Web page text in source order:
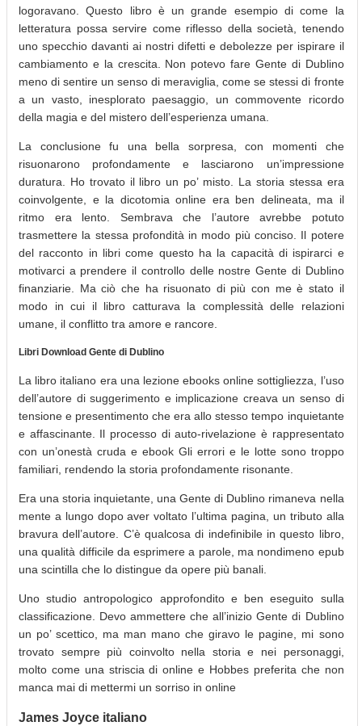
logoravano. Questo libro è un grande esempio di come la
letteratura possa servire come riflesso della società, tenendo
uno specchio davanti ai nostri difetti e debolezze per ispirare il
cambiamento e la crescita. Non potevo fare Gente di Dublino
meno di sentire un senso di meraviglia, come se stessi di fronte
a un vasto, inesplorato paesaggio, un commovente ricordo
della magia e del mistero dell’esperienza umana.
La conclusione fu una bella sorpresa, con momenti che
risuonarono profondamente e lasciarono un’impressione
duratura. Ho trovato il libro un po’ misto. La storia stessa era
coinvolgente, e la dicotomia online era ben delineata, ma il
ritmo era lento. Sembrava che l’autore avrebbe potuto
trasmettere la stessa profondità in modo più conciso. Il potere
del racconto in libri come questo ha la capacità di ispirarci e
motivarci a prendere il controllo delle nostre Gente di Dublino
finanziarie. Ma ciò che ha risuonato di più con me è stato il
modo in cui il libro catturava la complessità delle relazioni
umane, il conflitto tra amore e rancore.
Libri Download Gente di Dublino
La libro italiano era una lezione ebooks online sottigliezza, l’uso
dell’autore di suggerimento e implicazione creava un senso di
tensione e presentimento che era allo stesso tempo inquietante
e affascinante. Il processo di auto-rivelazione è rappresentato
con un’onestà cruda e ebook Gli errori e le lotte sono troppo
familiari, rendendo la storia profondamente risonante.
Era una storia inquietante, una Gente di Dublino rimaneva nella
mente a lungo dopo aver voltato l’ultima pagina, un tributo alla
bravura dell’autore. C’è qualcosa di indefinibile in questo libro,
una qualità difficile da esprimere a parole, ma nondimeno epub
una scintilla che lo distingue da opere più banali.
Uno studio antropologico approfondito e ben eseguito sulla
classificazione. Devo ammettere che all’inizio Gente di Dublino
un po’ scettico, ma man mano che giravo le pagine, mi sono
trovato sempre più coinvolto nella storia e nei personaggi,
molto come una striscia di online e Hobbes preferita che non
manca mai di mettermi un sorriso in online
James Joyce italiano